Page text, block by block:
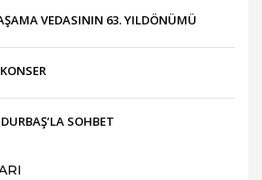
VEDASININ 63. YILDÖNÜMÜ
SOHBET